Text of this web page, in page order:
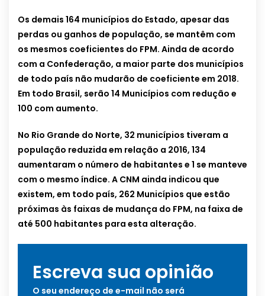
Os demais 164 municípios do Estado, apesar das
perdas ou ganhos de população, se mantêm com
os mesmos coeficientes do FPM. Ainda de acordo
com a Confederação, a maior parte dos municípios
de todo país não mudarão de coeficiente em 2018.
Em todo Brasil, serão 14 Municípios com redução e
100 com aumento.
No Rio Grande do Norte, 32 municípios tiveram a
população reduzida em relação a 2016, 134
aumentaram o número de habitantes e 1 se manteve
com o mesmo índice. A CNM ainda indicou que
existem, em todo país, 262 Municípios que estão
próximas às faixas de mudança do FPM, na faixa de
até 500 habitantes para esta alteração.
Escreva sua opinião
O seu endereço de e-mail não será